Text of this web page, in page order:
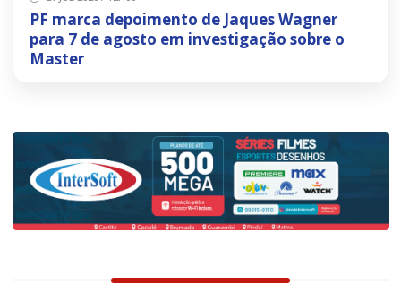
PF marca depoimento de Jaques Wagner
para 7 de agosto em investigação sobre o
Master